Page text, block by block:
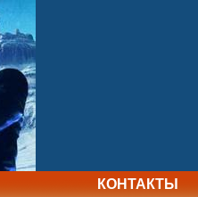
КОНТАКТЫ